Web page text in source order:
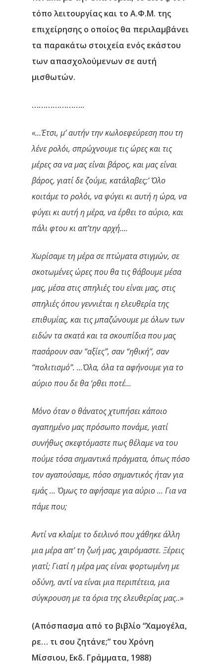
τόπο λειτουργίας και το Α.Φ.Μ. της
επιχείρησης ο οποίος θα περιλαμβάνει
τα παρακάτω στοιχεία ενός εκάστου
των απασχολούμενων σε αυτή
μισθωτών.
…………………..
«…Έτσι, μ’ αυτήν την κωλοεφεύρεση που τη
λένε ρολόι, σπρώχνουμε τις ώρες και τις
μέρες σα να μας είναι βάρος, και μας είναι
βάρος, γιατί δε ζούμε, κατάλαβες;’ Όλο
κοιτάμε το ρολόι, να φύγει κι αυτή η ώρα, να
φύγει κι αυτή η μέρα, να έρθει το αύριο, και
πάλι φτου κι απ’την αρχή….
Χωρίσαμε τη μέρα σε πτώματα στιγμών, σε
σκοτωμένες ώρες που θα τις θάβουμε μέσα
μας, μέσα στις σπηλιές του είναι μας, στις
σπηλιές όπου γεννιέται η ελευθερία της
επιθυμίας, και τις μπαζώνουμε με όλων των
ειδών τα σκατά και τα σκουπίδια που μας
πασάρουν σαν “αξίες”, σαν “ηθική”, σαν
“πολιτισμό”. …Όλα, όλα τα αφήνουμε για το
αύριο που δε θα ‘ρθει ποτέ…
Μόνο όταν ο θάνατος χτυπήσει κάποιο
αγαπημένο μας πρόσωπο πονάμε, γιατί
συνήθως σκεφτόμαστε πως θέλαμε να του
πούμε τόσα σημαντικά πράγματα, όπως πόσο
τον αγαπούσαμε, πόσο σημαντικός ήταν για
εμάς … Όμως το αφήσαμε για αύριο … Για να
πάμε που;
Αντί να κλαίμε το δειλινό που χάθηκε άλλη
μια μέρα απ’ τη ζωή μας, χαιρόμαστε. Ξέρεις
γιατί; Γιατί η μέρα μας είναι φορτωμένη με
οδύνη, αντί να είναι μια περιπέτεια, μια
σύγκρουση με τα όρια της ελευθερίας μας..»
(Απόσπασμα από το βιβλίο “Χαμογέλα,
ρε… τι σου ζητάνε;” του Χρόνη
Μίσσιου, Εκδ. Γράμματα, 1988)
Επικοινωνία